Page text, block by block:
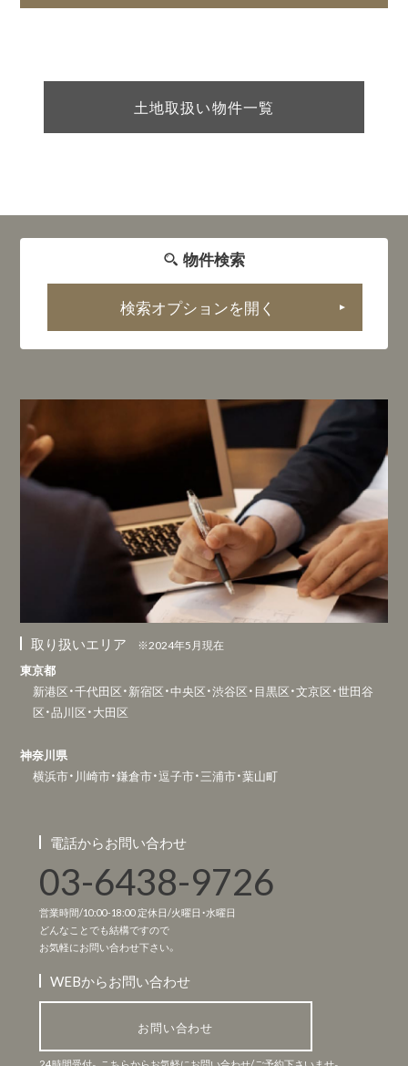
土地取扱い物件一覧
物件検索
検索オプションを開く ▼
取り扱いエリア ※2024年5月現在
東京都
新港区・千代田区・新宿区・中央区・渋谷区・目黒区・文京区・世田谷
区・品川区・大田区
神奈川県
横浜市・川崎市・鎌倉市・逗子市・三浦市・葉山町
電話からお問い合わせ
03-6438-9726
営業時間/10:00-18:00 定休日/火曜日・水曜日
どんなことでも結構ですので
お気軽にお問い合わせ下さい。
WEBからお問い合わせ
お問い合わせ